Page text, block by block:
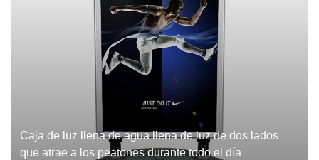
Caja de luz llena de agua llena de luz de dos lados
que atrae a los peatones durante todo el día